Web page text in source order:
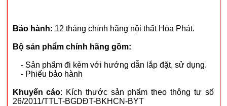
Bảo hành: 12 tháng chính hãng nội thất Hòa Phát.
Bộ sản phẩm chính hãng gồm:
- Sản phẩm đi kèm với hướng dẫn lắp đặt, sử dụng.
- Phiếu bảo hành
Khuyến cáo: Kích thước sản phẩm theo thông tư số
26/2011/TTLT-BGDĐT-BKHCN-BYT